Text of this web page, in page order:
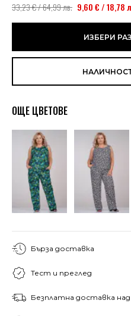
33,23 € / 64,99 лв. 9,60 € / 18,78
ИЗБЕРИ
ОЩЕ ЦВЕТОВЕ
Бърза доставка
Тест и преглед
Безплатна доставка над